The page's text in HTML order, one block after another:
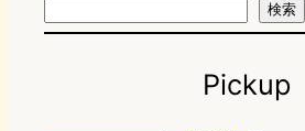
検索
Pickup